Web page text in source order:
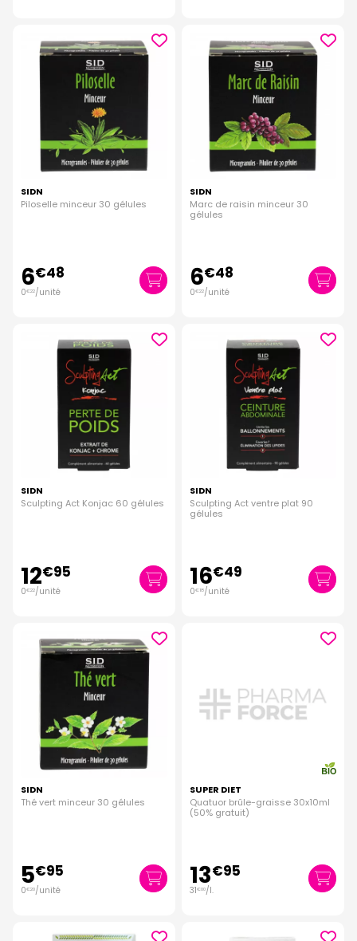
SIDN
Piloselle minceur 30 gélules
6€48
0€22/unité
SIDN
Marc de raisin minceur 30
gélules
6€48
0€22/unité
SIDN
Sculpting Act Konjac 60 gélules
12€95
0€22/unité
SIDN
Sculpting Act ventre plat 90
gélules
16€49
0€ 18/unité
SIDN
Thé vert minceur 30 gélules
5€95
0€20/unité
SUPER DIET
Quatuor brûle-graisse 30x10ml
(50% gratuit)
13€95
31€00/l.